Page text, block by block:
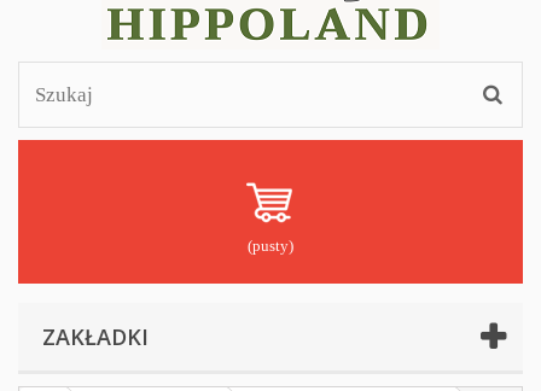
(pusty)
ZAKŁADKI